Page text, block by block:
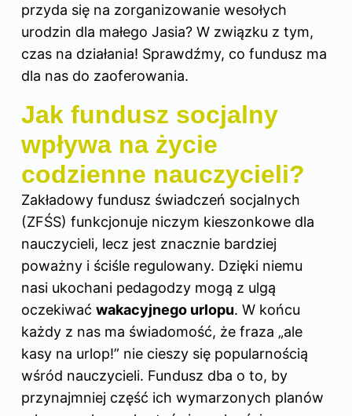
przyda się na zorganizowanie wesołych
urodzin dla małego Jasia? W związku z tym,
czas na działania! Sprawdźmy, co fundusz ma
dla nas do zaoferowania.
Jak fundusz socjalny
wpływa na życie
codzienne nauczycieli?
Zakładowy fundusz świadczeń socjalnych
(ZFŚS) funkcjonuje niczym kieszonkowe dla
nauczycieli, lecz jest znacznie bardziej
poważny i ściśle regulowany. Dzięki niemu
nasi ukochani pedagodzy mogą z ulgą
oczekiwać wakacyjnego urlopu. W końcu
każdy z nas ma świadomość, że fraza „ale
kasy na urlop!” nie cieszy się popularnością
wśród nauczycieli. Fundusz dba o to, by
przynajmniej część ich wymarzonych planów